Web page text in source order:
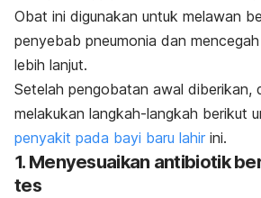
Obat ini digunakan untuk melawan
penyebab pneumonia dan
lebih lanjut.
Setelah pengobatan awal diberikan,
melakukan langkah-langkah berikut
penyakit pada bayi baru lahir ini.
1. Menyesuaikan antibiotik
tes